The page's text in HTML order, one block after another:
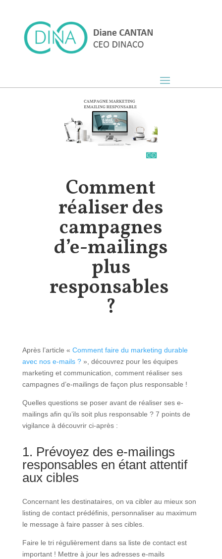
Comment
réaliser des
campagnes
d’e-mailings
plus
responsables
?
Après l’article « Comment faire du marketing durable
avec nos e-mails ? », découvrez pour les équipes
marketing et communication, comment réaliser ses
campagnes d’e-mailings de façon plus responsable !
Quelles questions se poser avant de réaliser ses e-
mailings afin qu’ils soit plus responsable ? 7 points de
vigilance à découvrir ci-après :
1. Prévoyez des e-mailings
responsables en étant attentif
aux cibles
Concernant les destinataires, on va cibler au mieux son
listing de contact prédéfinis, personnaliser au maximum
le message à faire passer à ses cibles.
Faire le tri régulièrement dans sa liste de contact est
important ! Mettre à jour les adresses e-mails